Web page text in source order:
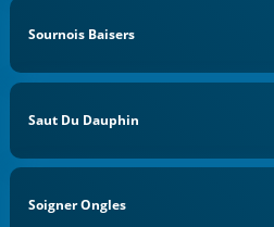
Sournois Baisers
Saut Du Dauphin
Soigner Ongles